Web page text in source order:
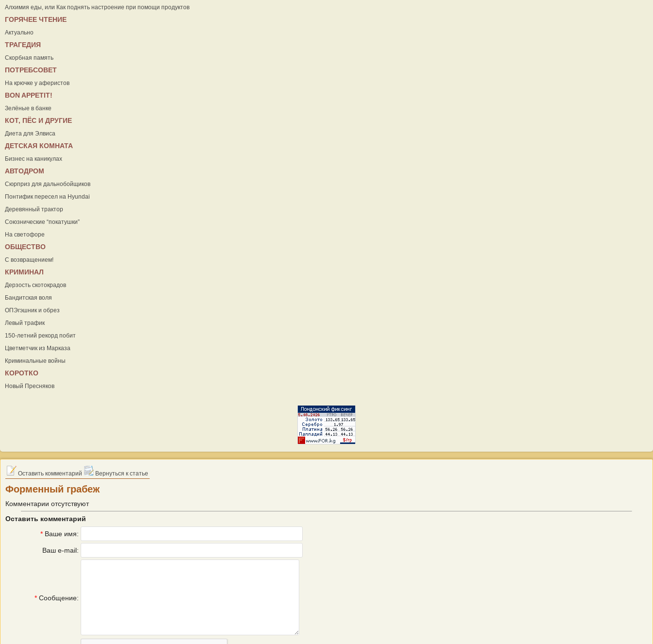
Алхимия еды, или Как поднять настроение при помощи продуктов
ГОРЯЧЕЕ ЧТЕНИЕ
Актуально
ТРАГЕДИЯ
Скорбная память
ПОТРЕБСОВЕТ
На крючке у аферистов
ВON APPETIT!
Зелёные в банке
КОТ, ПЁС И ДРУГИЕ
Диета для Элвиса
ДЕТСКАЯ КОМНАТА
Бизнес на каникулах
АВТОДРОМ
Сюрприз для дальнобойщиков
Понтифик пересел на Hyundai
Деревянный трактор
Союзнические “покатушки”
На светофоре
ОБЩЕСТВО
С возвращением!
КРИМИНАЛ
Дерзость скотокрадов
Бандитская воля
ОПЭгэшник и обрез
Левый трафик
150-летний рекорд побит
Цветметчик из Марказа
Криминальные войны
КОРОТКО
Новый Пресняков
Оставить комментарий Вернуться к статье
Форменный грабеж
Комментарии отсутствуют
Оставить комментарий
* Ваше имя:
Ваш e-mail:
* Сообщение: